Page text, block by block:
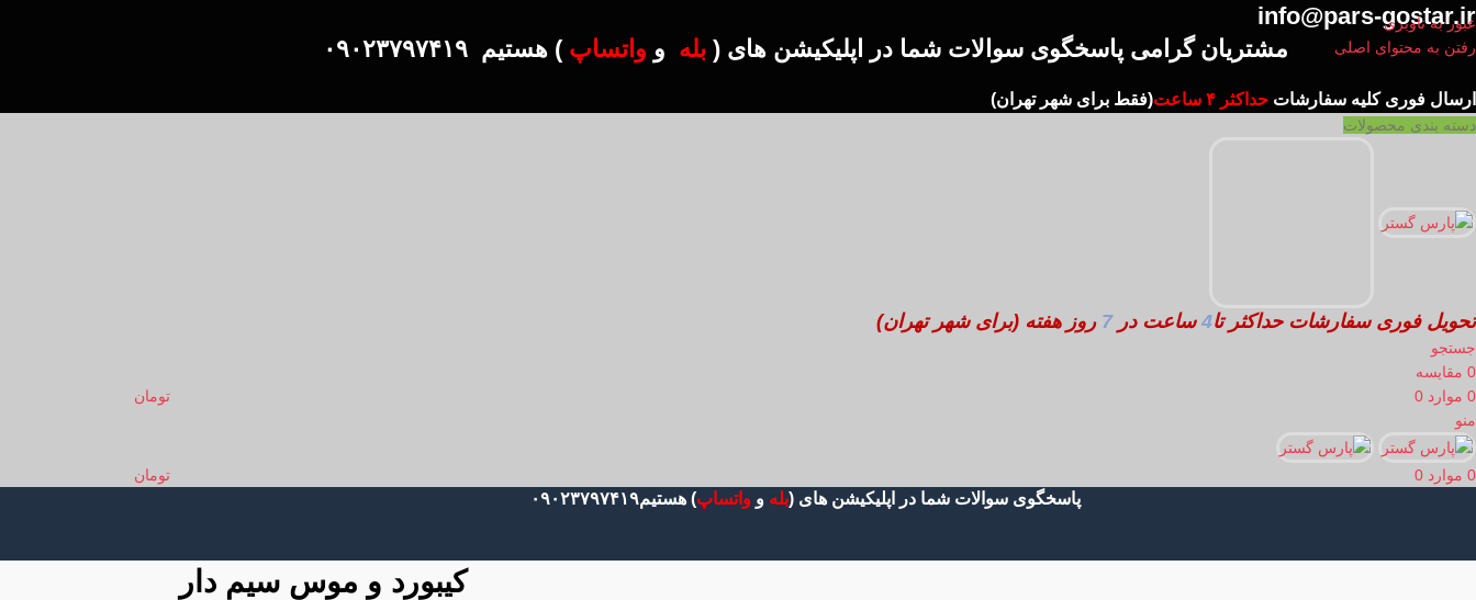
عبور به ناوبری
رفتن به محتوای اصلی
info@pars-gostar.ir
مشتریان گرامی پاسخگوی سوالات شما در اپلیکیشن های (بله و واتساپ ) هستیم ۰۹۰۲۳۷۹۷۴۱۹
ارسال فوری کلیه سفارشات حداکثر ۴ ساعت (فقط برای شهر تهران)
دسته بندی محصولات
تحویل فوری سفارشات حداکثر تا4 ساعت در7 روز هفته (برای شهر تهران)
جستجو
0 مقایسه
0 موارد 0
تومان
منو
0 موارد 0 تومان
پاسخگوی سوالات شما در اپلیکیشن های (بله وواتساپ) هستیم۰۹۰۲۳۷۹۷۴۱۹
کیبورد و موس سیم دار